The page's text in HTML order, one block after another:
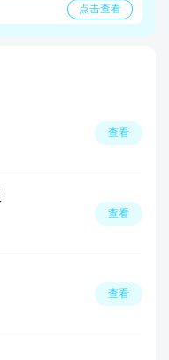
点击查看
查看
查看
查看